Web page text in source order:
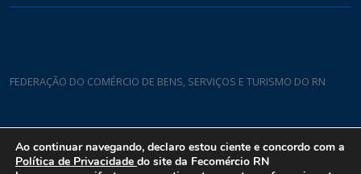
FEDERAÇÃO DO COMÉRCIO DE BENS, SERVIÇOS E TURISMO DO RN
Rua Padre João Damasceno, 1935 - Lagoa Nova CEP 59075-760
Ao continuar navegando, declaro estou ciente e concordo com a
Política de Privacidade do site da Fecomércio RN